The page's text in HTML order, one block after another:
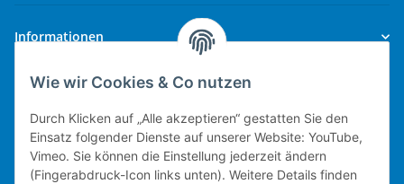
Wie wir Cookies & Co nutzen
Durch Klicken auf „Alle akzeptieren“ gestatten Sie den
Einsatz folgender Dienste auf unserer Website: YouTube,
Vimeo. Sie können die Einstellung jederzeit ändern
(Fingerabdruck-Icon links unten). Weitere Details finden
Informationen
Gesetzliche Informationen